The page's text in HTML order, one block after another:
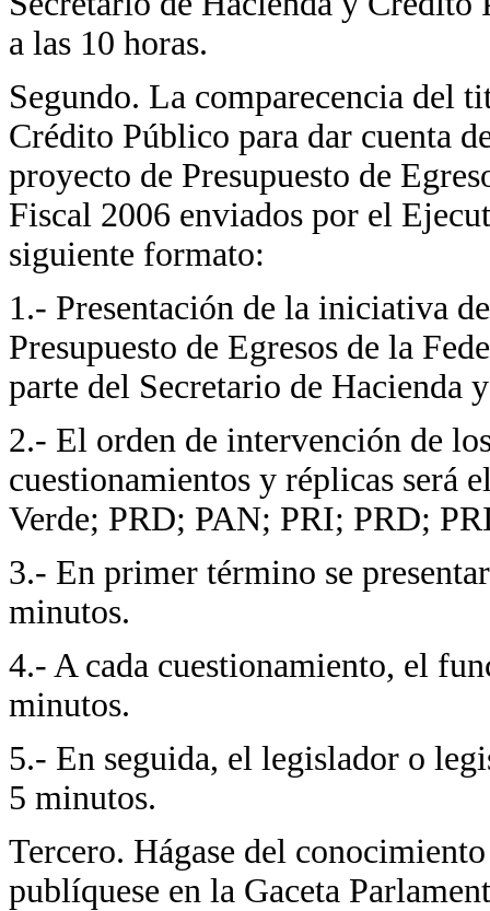
a las 10 horas.
Segundo. La comparecencia del
Crédito Público para dar cuenta
proyecto de Presupuesto de
Fiscal 2006 enviados por el
siguiente formato:
1.- Presentación de la iniciativa
Presupuesto de Egresos de la
parte del Secretario de Hacienda
2.- El orden de intervención de
cuestionamientos y réplicas será
Verde; PRD; PAN; PRI; PRD;
3.- En primer término se
minutos.
4.- A cada cuestionamiento, el
minutos.
5.- En seguida, el legislador o
5 minutos.
Tercero. Hágase del
publíquese en la Gaceta